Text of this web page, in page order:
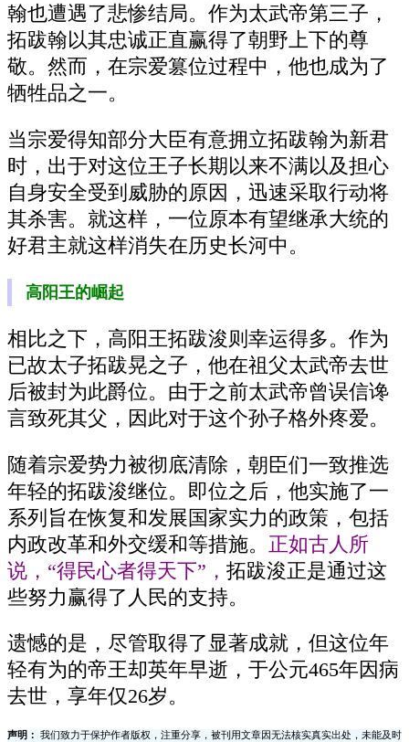
翰也遭遇了悲惨结局。作为太武帝第三子，
拓跋翰以其忠诚正直赢得了朝野上下的尊
敬。然而，在宗爱篡位过程中，他也成为了
牺牲品之一。
当宗爱得知部分大臣有意拥立拓跋翰为新君
时，出于对这位王子长期以来不满以及担心
自身安全受到威胁的原因，迅速采取行动将
其杀害。就这样，一位原本有望继承大统的
好君主就这样消失在历史长河中。
高阳王的崛起
相比之下，高阳王拓跋浚则幸运得多。作为
已故太子拓跋晃之子，他在祖父太武帝去世
后被封为此爵位。由于之前太武帝曾误信谗
言致死其父，因此对于这个孙子格外疼爱。
随着宗爱势力被彻底清除，朝臣们一致推选
年轻的拓跋浚继位。即位之后，他实施了一
系列旨在恢复和发展国家实力的政策，包括
内政改革和外交缓和等措施。 正如古人所
说，“得民心者得天下”， 拓跋浚正是通过这
些努力赢得了人民的支持。
遗憾的是，尽管取得了显著成就，但这位年
轻有为的帝王却英年早逝，于公元465年因病
去世，享年仅26岁。
声明： 我们致力于保护作者版权，注重分享，被刊用文章因无法核实真实出处，未能及时